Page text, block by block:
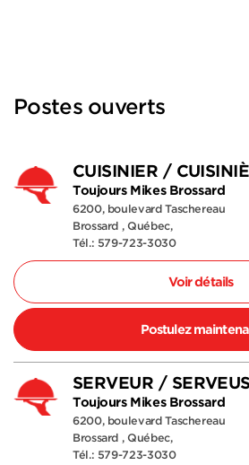
Postes ouverts
CUISINIER /
Toujours Mikes Brossard
6200, boulevard Taschereau
Brossard , Québec,
Tél.: 579-723-3030
Voir détails
Postulez
SERVEUR /
Toujours Mikes Brossard
6200, boulevard Taschereau
Brossard , Québec,
Tél.: 579-723-3030